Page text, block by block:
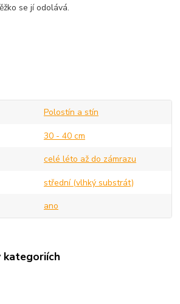
se jí odolává.
Polostín a stín
30 - 40 cm
celé léto až do zámrazu
střední (vlhký substrát)
ano
kategoriích